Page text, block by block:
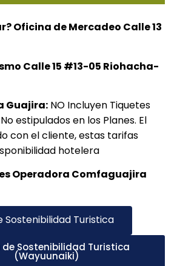
Oficina de Mercadeo Calle 13
Calle 15 #13-05 Riohacha-
Guajira: NO Incluyen Tiquetes
estipulados en los Planes. El
con el cliente, estas tarifas
hotelera
Operadora Comfaguajira
Sostenibilidad Turistica
Sostenibilidad Turistica
(Wayuunaiki)